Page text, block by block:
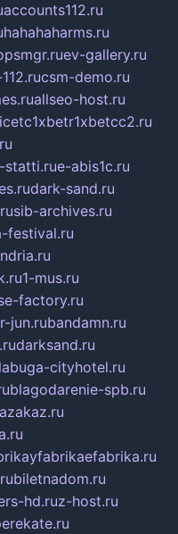
accounts112.ru
hahahaharms.ru
ev-gallery.ru
csm-demo.ru
allseo-host.ru
statti.rue-abis1c.ru
dark-sand.ru
sib-archives.ru
festival.ru
1-mus.ru
factory.ru
jun.rubandamn.ru
darksand.ru
cityhotel.ru
blagodarenie-spb.ru
biletnadom.ru
hd.ruz-host.ru